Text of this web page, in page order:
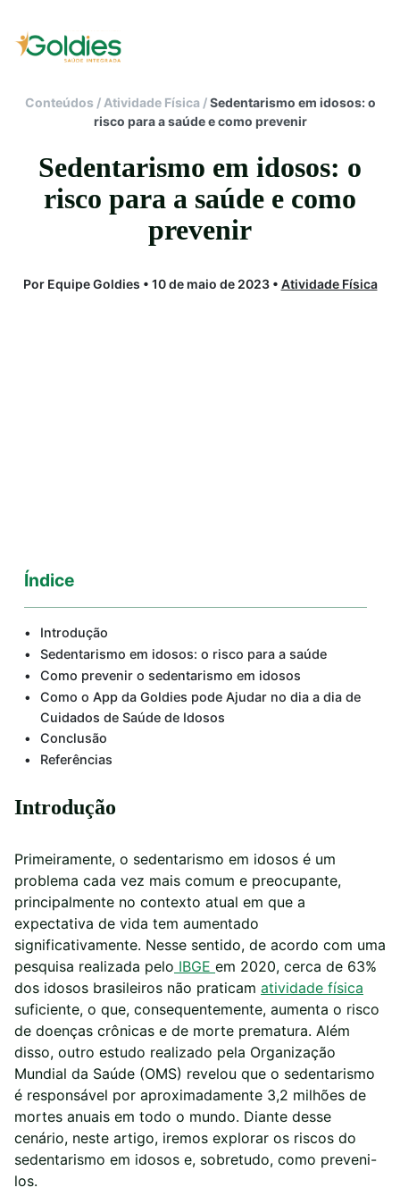
Conteúdos/ Atividade Física/Sedentarismo em idosos: o
risco para a saúde e como prevenir
Sedentarismo em idosos: o
risco para a saúde e como
prevenir
Por Equipe Goldies • 10 de maio de 2023 • Atividade Física
Índice
Introdução
Sedentarismo em idosos: o risco para a saúde
Como prevenir o sedentarismo em idosos
Como o App da Goldies pode Ajudar no dia a dia de
Cuidados de Saúde de Idosos
Conclusão
Referências
Introdução
Primeiramente, o sedentarismo em idosos é um
problema cada vez mais comum e preocupante,
principalmente no contexto atual em que a
expectativa de vida tem aumentado
significativamente. Nesse sentido, de acordo com uma
pesquisa realizada pelo IBGE em 2020, cerca de 63%
dos idosos brasileiros não praticam atividade física
suficiente, o que, consequentemente, aumenta o risco
de doenças crônicas e de morte prematura. Além
disso, outro estudo realizado pela Organização
Mundial da Saúde (OMS) revelou que o sedentarismo
é responsável por aproximadamente 3,2 milhões de
mortes anuais em todo o mundo. Diante desse
cenário, neste artigo, iremos explorar os riscos do
sedentarismo em idosos e, sobretudo, como preveni-
los.